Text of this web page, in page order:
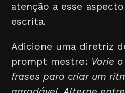
atenção a esse
escrita.
Adicione uma diretriz
prompt mestre: Varie
frases para criar um